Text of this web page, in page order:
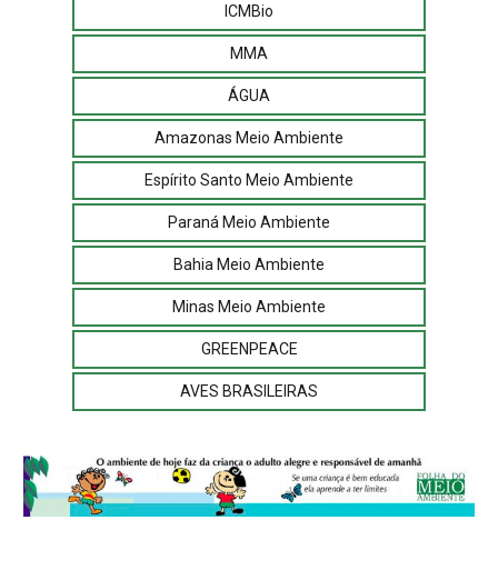
ICMBio
MMA
ÁGUA
Amazonas Meio Ambiente
Espírito Santo Meio Ambiente
Paraná Meio Ambiente
Bahia Meio Ambiente
Minas Meio Ambiente
GREENPEACE
AVES BRASILEIRAS